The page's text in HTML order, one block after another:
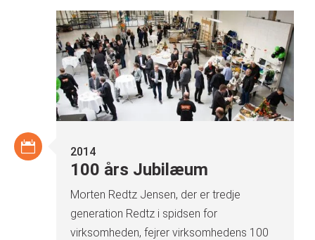
2014
100 års Jubilæum
Morten Redtz Jensen, der er tredje
generation Redtz i spidsen for
virksomheden, fejrer virksomhedens 100